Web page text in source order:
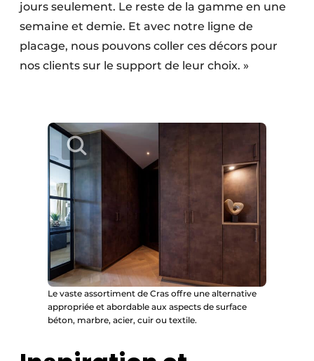
jours seulement. Le reste de la gamme en une
semaine et demie. Et avec notre ligne de
placage, nous pouvons coller ces décors pour
nos clients sur le support de leur choix. »
Le vaste assortiment de Cras offre une alternative
appropriée et abordable aux aspects de surface
béton, marbre, acier, cuir ou textile.